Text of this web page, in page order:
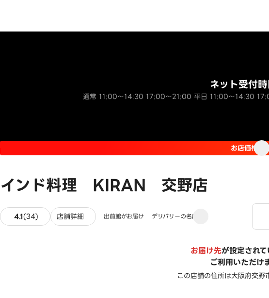
インド料理 KIRAN 交野店
ネット受付
通常 11:00～14:30 17:00～21:00 平日 11:00～14:30
お店価格
4.1(34) 34件のレビュー
店舗詳細 出前館がお届け デリバリーの名店
お届け先が設定され
ご利用いただけ
この店舗の住所は大阪府交